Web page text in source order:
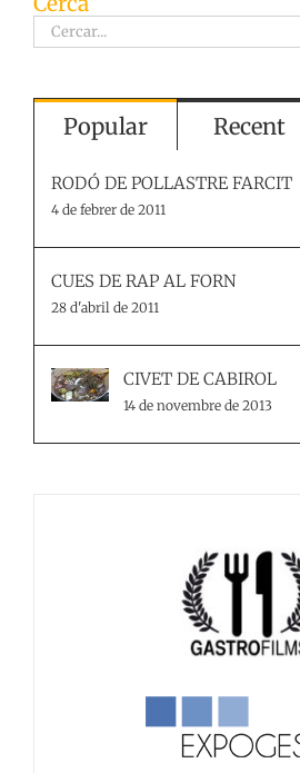
Cerca
Popular Recent
RODÓ DE POLLASTRE FARCIT
4 de febrer de 2011
CUES DE RAP AL FORN
28 d'abril de 2011
CIVET DE CABIROL
14 de novembre de 2013